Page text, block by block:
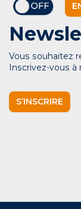
Vous souhaitez
Inscrivez-vous
S’INSCRIRE